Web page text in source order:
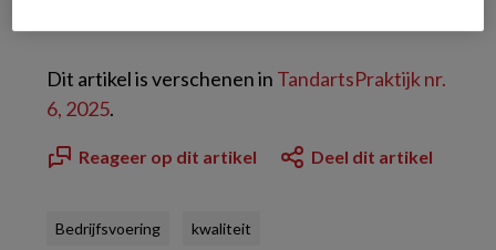
Dit artikel is verschenen in TandartsPraktijk nr.
6, 2025.
Reageer op dit artikel Deel dit artikel
Bedrijfsvoering kwaliteit